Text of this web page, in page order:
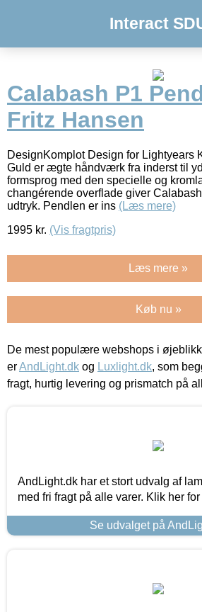
Interact
Calabash P1
Fritz Hansen
DesignKomplot Design for Lightyears
Guld er ægte håndværk fra inderst til
formsprog med den specielle og
changérende overflade giver
udtryk. Pendlen er ins (Læs mere)
1995 kr. (Vis fragtpris)
Læs mere »
Køb nu »
De mest populære webshops i
erAndLight.dk og Luxlight.dk, som
fragt, hurtig levering og prismatch på
AndLight.dk har et stort udvalg af
med fri fragt på alle varer. Klik her
Se udvalget på